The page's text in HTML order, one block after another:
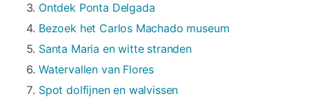
Ontdek Ponta Delgada
Bezoek het Carlos Machado museum
Santa Maria en witte stranden
Watervallen van Flores
Spot dolfijnen en walvissen